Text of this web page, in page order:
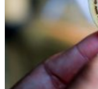
Kenduri Seni Melayu (KSM)